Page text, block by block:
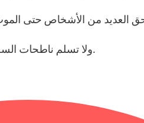
ولا تسلم ناطحات السحاب الضخمة المصنوعة من الخرسانة والفولاذ، إذ يدمّرها عنف الانفجار.